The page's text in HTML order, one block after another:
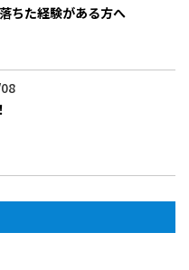
ちた経験がある方へ